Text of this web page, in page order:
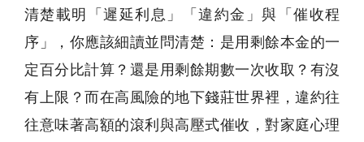
清楚載明「遲延利息」「違約金」與「催收程
序」，你應該細讀並問清楚：是用剩餘本金的一
定百分比計算？還是用剩餘期數一次收取？有沒
有上限？而在高風險的地下錢莊世界裡，違約往
往意味著高額的滾利與高壓式催收，對家庭心理